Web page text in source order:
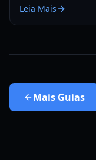
Leia Mais
Mais Guias